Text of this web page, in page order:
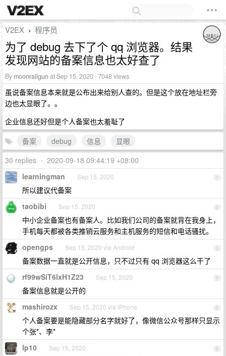
V2EX › 程序员
为了 debug 去下了个 qq 浏览器。结果
发现网站的备案信息也太好查了
By moonrailgun at Sep 15, 2020 · 7048 views
虽说备案信息本来就是公布出来给别人查的。但是这个放在地址栏旁
边也太显眼了。。
企业信息还好但是个人备案也太羞耻了
备案
debug 信息
显眼
30 replies • 2020-09-18 09:44:19 +08:00
1
learningman Sep 15, 2020
所以建议代备案
2
taobibi Sep 15, 2020
中小企业备案也有备案人。比如我们公司的备案就背在我身上，
手机每天都被各类推销云服务和主机服务的短信和电话骚扰。
3
opengps Sep 15, 2020 via Android
备案数据一直就是公开信息，只不过只有 qq 浏览器这么干了
4
rf99wSiT6IxH1Z23 Sep 15, 2020
备案信息就是公开的
5
mashirozx Sep 15, 2020 via iPhone
个人备案要是能隐藏部分名字就好了，像微信公众号那样只显示
个张*、李*
6
lp10 Sep 15, 2020